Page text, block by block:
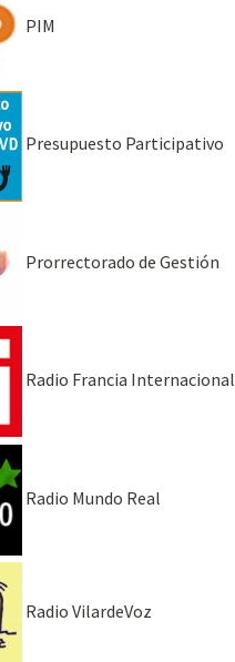
PIM
Presupuesto Participativo
Prorrectorado de Gestión
Radio Francia Internacional
Radio Mundo Real
Radio VilardeVoz